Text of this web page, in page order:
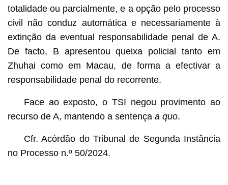
totalidade ou parcialmente, e a opção pelo processo
civil não conduz automática e necessariamente à
extinção da eventual responsabilidade penal de A.
De facto, B apresentou queixa policial tanto em
Zhuhai como em Macau, de forma a efectivar a
responsabilidade penal do recorrente.
Face ao exposto, o TSI negou provimento ao
recurso de A, mantendo a sentença a quo.
Cfr. Acórdão do Tribunal de Segunda Instância
no Processo n.º 50/2024.